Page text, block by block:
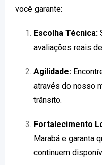
você garante:
Escolha Técnica:
avaliações reais
Agilidade:
através do nosso
trânsito.
Fortalecimento
Marabá e garanta
continuem